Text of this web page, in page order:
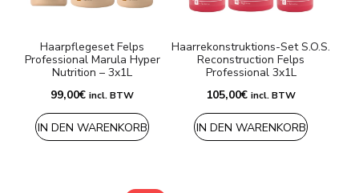
Versandarten & Zahlungsarten
FAQ
Kontakt
Haarpflegeset Felps
Professional Marula Hyper
Nutrition – 3x1L
99,00€ incl. BTW
IN DEN WARENKORB
Haarrekonstruktions-Set S.O.S.
Reconstruction Felps
Professional 3x1L
105,00€ incl. BTW
IN DEN WARENKORB